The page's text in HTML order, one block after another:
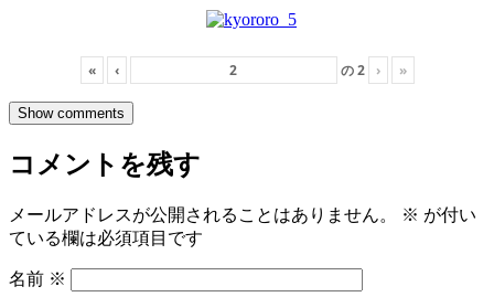
« ‹ の2 › »
Show comments
コメントを残す
メールアドレスが公開されることはありません。 ※ が付い
ている欄は必須項目です
名前 ※